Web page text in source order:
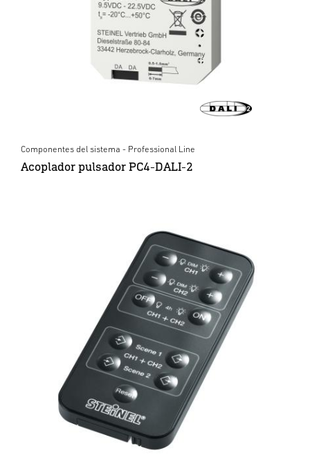
Componentes del sistema - Professional Line
Acoplador pulsador PC4-DALI-2